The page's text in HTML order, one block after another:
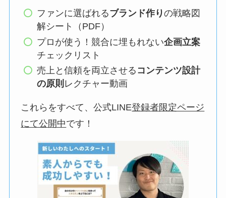
ファンに選ばれるブランド作りの戦略図
解シート（PDF）
プロが使う！競合に埋もれない企画立案
チェックリスト
売上と信頼を両立させる コンテンツ設計
の原則 レクチャー動画
これらをすべて、公式LINE登録者限定ページ
にて公開中です！